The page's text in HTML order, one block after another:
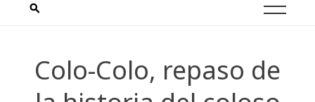
Colo-Colo, repaso de